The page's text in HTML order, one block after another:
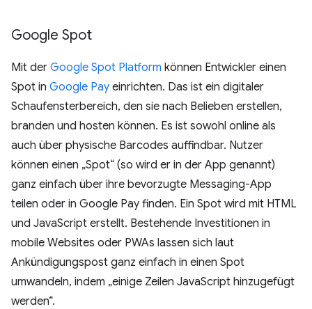
Google Spot
Mit der Google Spot Platform können Entwickler einen
Spot in Google Pay einrichten. Das ist ein digitaler
Schaufensterbereich, den sie nach Belieben erstellen,
branden und hosten können. Es ist sowohl online als
auch über physische Barcodes auffindbar. Nutzer
können einen „Spot“ (so wird er in der App genannt)
ganz einfach über ihre bevorzugte Messaging-App
teilen oder in Google Pay finden. Ein Spot wird mit HTML
und JavaScript erstellt. Bestehende Investitionen in
mobile Websites oder PWAs lassen sich laut
Ankündigungspost ganz einfach in einen Spot
umwandeln, indem „einige Zeilen JavaScript hinzugefügt
werden“.